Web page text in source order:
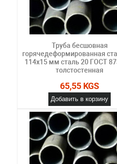
Труба бесшовная
горячедеформированная
114х15 мм сталь 20 ГОСТ
толстостенная
65,55 KGS
Добавить в корзину